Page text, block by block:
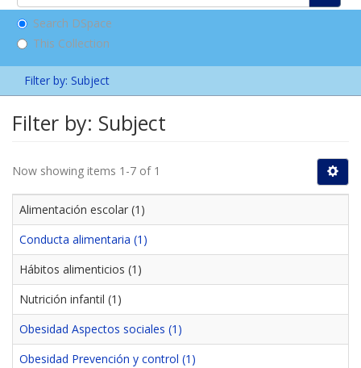
Search DSpace
This Collection
Filter by: Subject
Filter by: Subject
Now showing items 1-7 of 1
Alimentación escolar (1)
Conducta alimentaria (1)
Hábitos alimenticios (1)
Nutrición infantil (1)
Obesidad Aspectos sociales (1)
Obesidad Prevención y control (1)